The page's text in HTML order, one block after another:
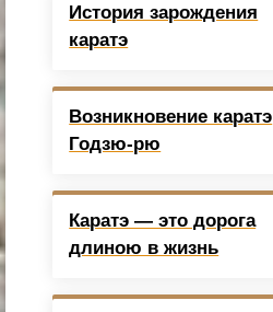
История зарождения
каратэ
Возникновение каратэ
Годзю-рю
Каратэ — это дорога
длиною в жизнь